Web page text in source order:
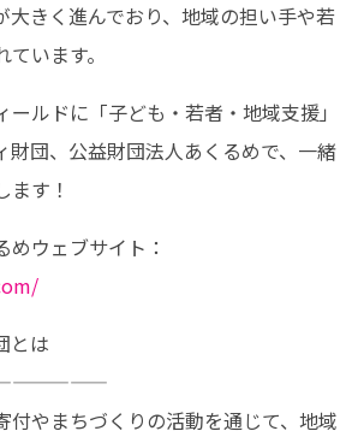
大きく進んでおり、地域の担い手や若
います。
ールドに「子ども・若者・地域支援」
財団、公益財団法人あくるめで、一緒
ます！
ウェブサイト：
とは
付やまちづくりの活動を通じて、地域